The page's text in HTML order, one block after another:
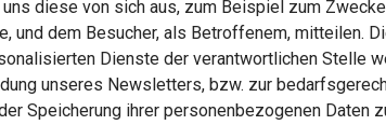
diese von sich aus, zum Beispiel zum
und dem Besucher, als Betroffenem, mitteilen.
Dienste der verantwortlichen Stelle
unseres Newsletters, bzw. zur
Speicherung ihrer personenbezogenen Daten